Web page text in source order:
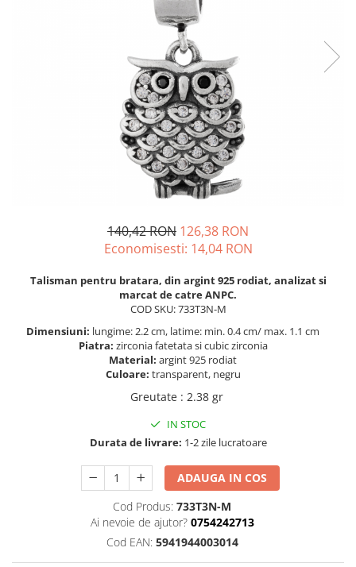
BRATARI PENTRU PICIOR
BRATARA TIP ROZARIU
140,42 RON 126,38 RON
Economisesti: 14,04 RON
Talisman pentru bratara, din argint 925 rodiat, analizat si
marcat de catre ANPC.
COD SKU: 733T3N-M
Dimensiuni: lungime: 2.2 cm, latime: min. 0.4 cm/ max. 1.1 cm
Piatra: zirconia fatetata si cubic zirconia
Material: argint 925 rodiat
Culoare: transparent, negru
Greutate : 2.38 gr
IN STOC
Durata de livrare: 1-2 zile lucratoare
ADAUGA IN COS
Cod Produs: 733T3N-M
Ai nevoie de ajutor? 0754242713
Cod EAN: 5941944003014